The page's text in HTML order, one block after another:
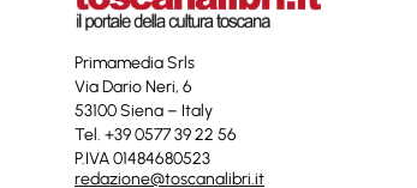
Primamedia Srls
Via Dario Neri, 6
53100 Siena – Italy
Tel. +39 0577 39 22 56
P.IVA 01484680523
redazione@toscanalibri.it